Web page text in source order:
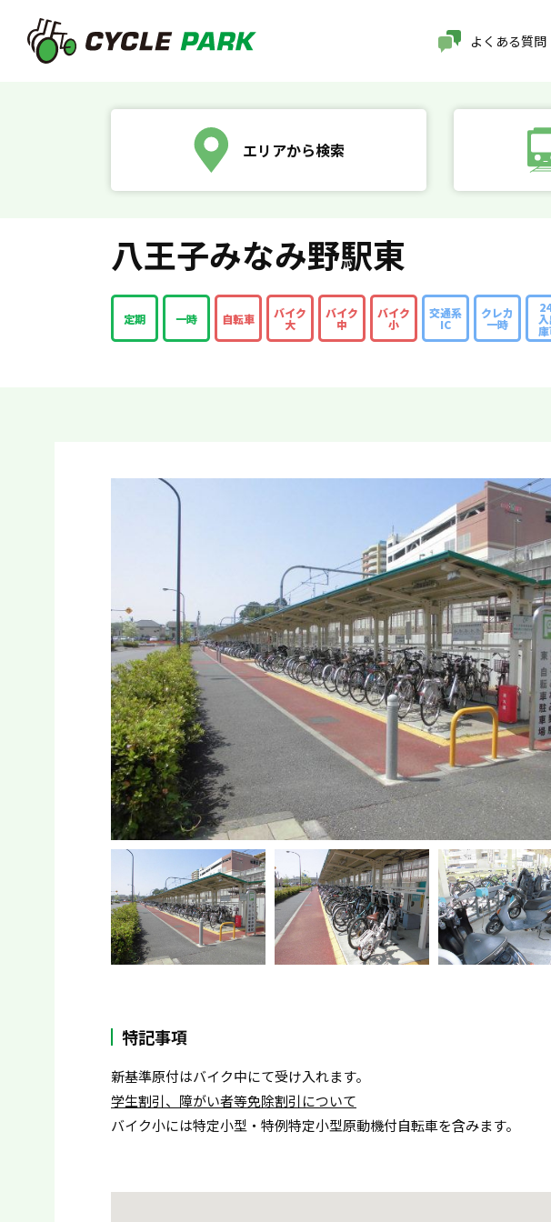
よくある質
エリアから検索
八王子みなみ野駅東
定期 一時 自転車 バイク
大
バイク
中
バイク
小
交通系
IC
クレカ
一時
特記事項
新基準原付はバイク中にて受け入れます。
学生割引、障がい者等免除割引について
バイク小には特定小型・特例特定小型原動機付自転車を含みます。